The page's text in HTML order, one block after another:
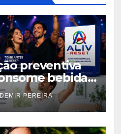
preventiva
bebidas
espaço no
PEREIRA